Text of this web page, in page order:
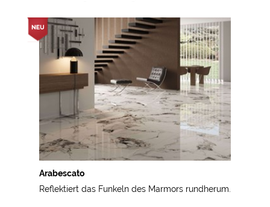
Arabescato
Reflektiert das Funkeln des Marmors rundherum.